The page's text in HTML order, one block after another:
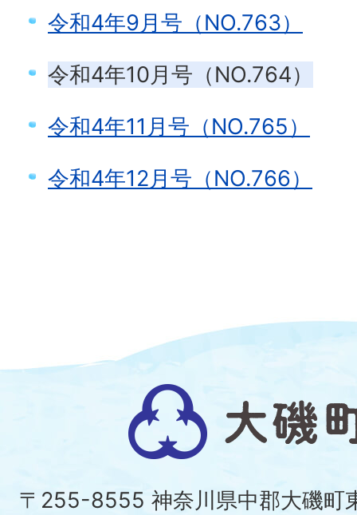
令和4年9月号（NO.763）
令和4年10月号（NO.764）
令和4年11月号（NO.765）
令和4年12月号（NO.766）
大
磯
町
〒255-8555 神奈川県中郡大磯